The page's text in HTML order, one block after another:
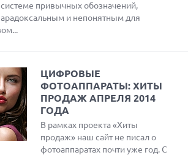
привычных обозначений,
и непонятным для
ЦИФРОВЫЕ
ФОТОАППАРАТЫ: ХИТЫ
ПРОДАЖ АПРЕЛЯ 2014
ГОДА
В рамках проекта «Хиты
продаж» наш сайт не писал о
фотоаппаратах почти уже год. С